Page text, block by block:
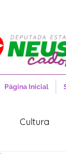
Página Inicial
Cultura